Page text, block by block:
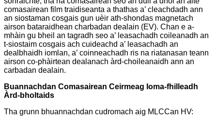
comasairean film traidiseanta a thathas a’ cleachdadh ann
an siostaman cosgais gun uèir ath-shondas magnetach
airson bataraidhean charbadan dealain (EV). Chan e a-
mhàin gu bheil an tagradh seo a’ leasachadh coileanadh an
t-siostaim cosgais ach cuideachd a’ leasachadh an
dealbhaidh iomlan, a’ coinneachadh ris na riatanasan teann
airson co-phàirtean dealanach àrd-choileanaidh ann an
carbadan dealain.
Buannachdan Comasairean Ceirmeag Ioma-fhilleadh
Àrd-bholtaids
Tha grunn bhuannachdan cudromach aig MLCCan HV: